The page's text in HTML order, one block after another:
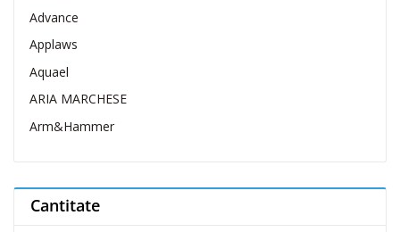
Advance
Applaws
Aquael
ARIA MARCHESE
Arm&Hammer
Bellovero
Cantitate